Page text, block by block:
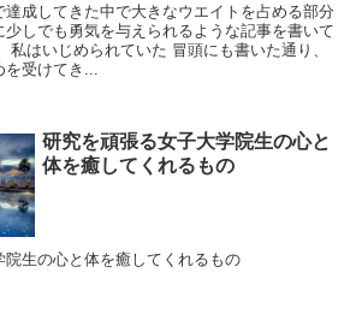
成してきた中で大きなウエイトを占める部分
少しでも勇気を与えられるような記事を書いて
私はいじめられていた 冒頭にも書いた通り、
受けてき...
研究を頑張る女子大学院生の心と
体を癒してくれるもの
生の心と体を癒してくれるもの